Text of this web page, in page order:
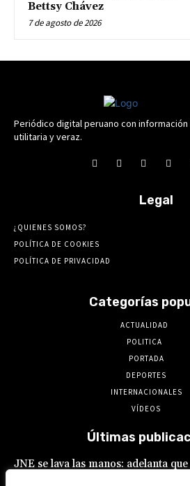
Bettsy Chávez
7 de agosto de 2026
Periódico digital peruano con
utilitaria y veraz.
Legal
¿QUIENES SOMOS?
POLÍTICA DE COOKIES
POLÍTICA DE PRIVACIDAD
Categorías
ACTUALIDAD
POLITICA
PORTADA
DEPORTES
INTERNACIONALES
VÍDEOS
Últimas
JNE se lava las manos: adelanta